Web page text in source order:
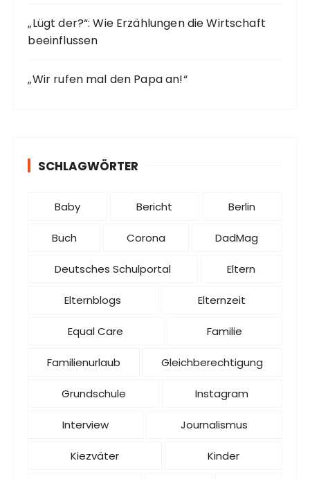
„Lügt der?“: Wie Erzählungen die Wirtschaft
beeinflussen
„Wir rufen mal den Papa an!“
SCHLAGWÖRTER
Baby Bericht Berlin
Buch Corona DadMag
Deutsches Schulportal Eltern
Elternblogs Elternzeit
Equal Care Familie
Familienurlaub Gleichberechtigung
Grundschule Instagram
Interview Journalismus
Kiezväter Kinder